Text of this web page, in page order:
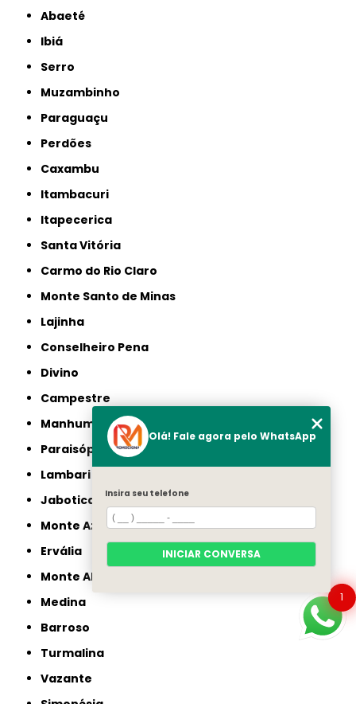
Abaeté
Ibiá
Serro
Muzambinho
Paraguaçu
Perdões
Caxambu
Itambacuri
Itapecerica
Santa Vitória
Carmo do Rio Claro
Monte Santo de Minas
Lajinha
Conselheiro Pena
Divino
Campestre
Manhumirim
Paraisópolis
Lambari
Jaboticatubas
Monte Azul
Ervália
Monte Alegre de Minas
Medina
Barroso
Turmalina
Vazante
1
Olá! Fale agora pelo WhatsApp
Insira seu telefone
INICIAR CONVERSA